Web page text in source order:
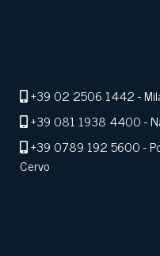
+39 02 2506 1442-
+39 081 1938 4400-
+39 0789 192 5600-
Cervo